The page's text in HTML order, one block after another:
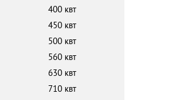
400 квт
450 квт
500 квт
560 квт
630 квт
710 квт